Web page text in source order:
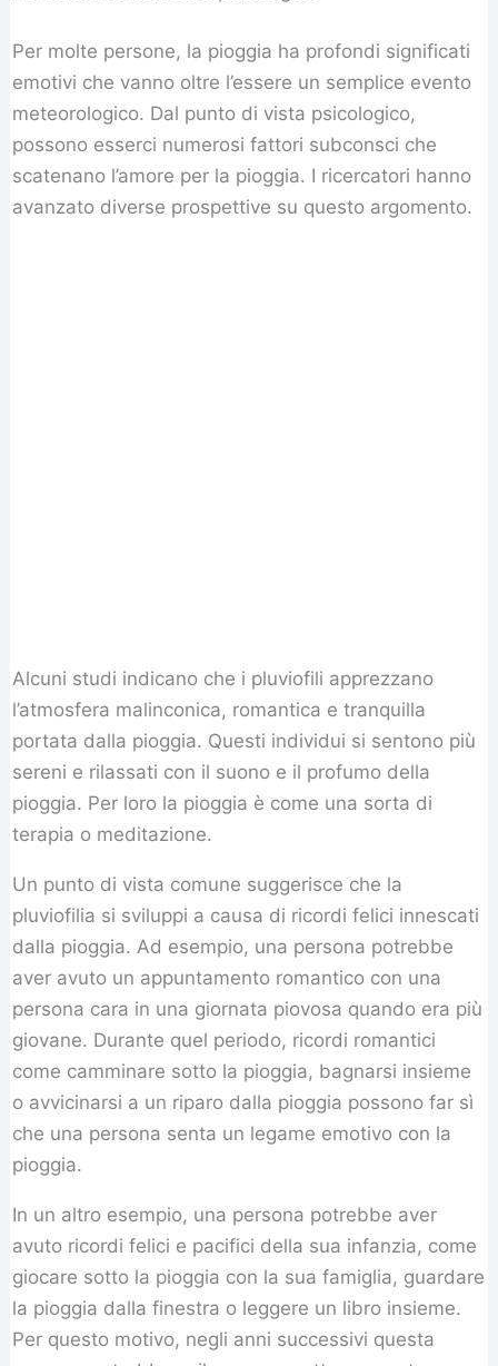
Per molte persone, la pioggia ha profondi significati
emotivi che vanno oltre l’essere un semplice evento
meteorologico. Dal punto di vista psicologico,
possono esserci numerosi fattori subconsci che
scatenano l’amore per la pioggia. I ricercatori hanno
avanzato diverse prospettive su questo argomento.
Alcuni studi indicano che i pluviofili apprezzano
l’atmosfera malinconica, romantica e tranquilla
portata dalla pioggia. Questi individui si sentono più
sereni e rilassati con il suono e il profumo della
pioggia. Per loro la pioggia è come una sorta di
terapia o meditazione.
Un punto di vista comune suggerisce che la
pluviofilia si sviluppi a causa di ricordi felici innescati
dalla pioggia. Ad esempio, una persona potrebbe
aver avuto un appuntamento romantico con una
persona cara in una giornata piovosa quando era più
giovane. Durante quel periodo, ricordi romantici
come camminare sotto la pioggia, bagnarsi insieme
o avvicinarsi a un riparo dalla pioggia possono far sì
che una persona senta un legame emotivo con la
pioggia.
In un altro esempio, una persona potrebbe aver
avuto ricordi felici e pacifici della sua infanzia, come
giocare sotto la pioggia con la sua famiglia, guardare
la pioggia dalla finestra o leggere un libro insieme.
Per questo motivo, negli anni successivi questa